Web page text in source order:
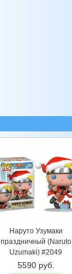
Наруто Узумаки
праздничный (Naruto
Uzumaki) #2049
5590 руб.